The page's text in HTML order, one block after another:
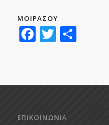
ΜΟΙΡΑΣΟΥ
Facebook
Twitter
ΕΠΙΚΟΙΝΩΝΙΑ